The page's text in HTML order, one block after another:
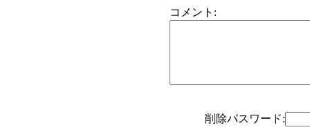
コメント:
削除パスワード: